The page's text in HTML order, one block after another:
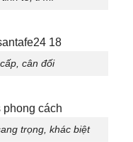
cân đối
trọng, khác biệt